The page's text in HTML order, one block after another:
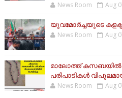
News Room Aug
യുവമോര്‍ച്ചയുടെ
News Room Aug
മാലോത്ത് കസബയിൽ
പരിപാടികൾ
News Room Aug